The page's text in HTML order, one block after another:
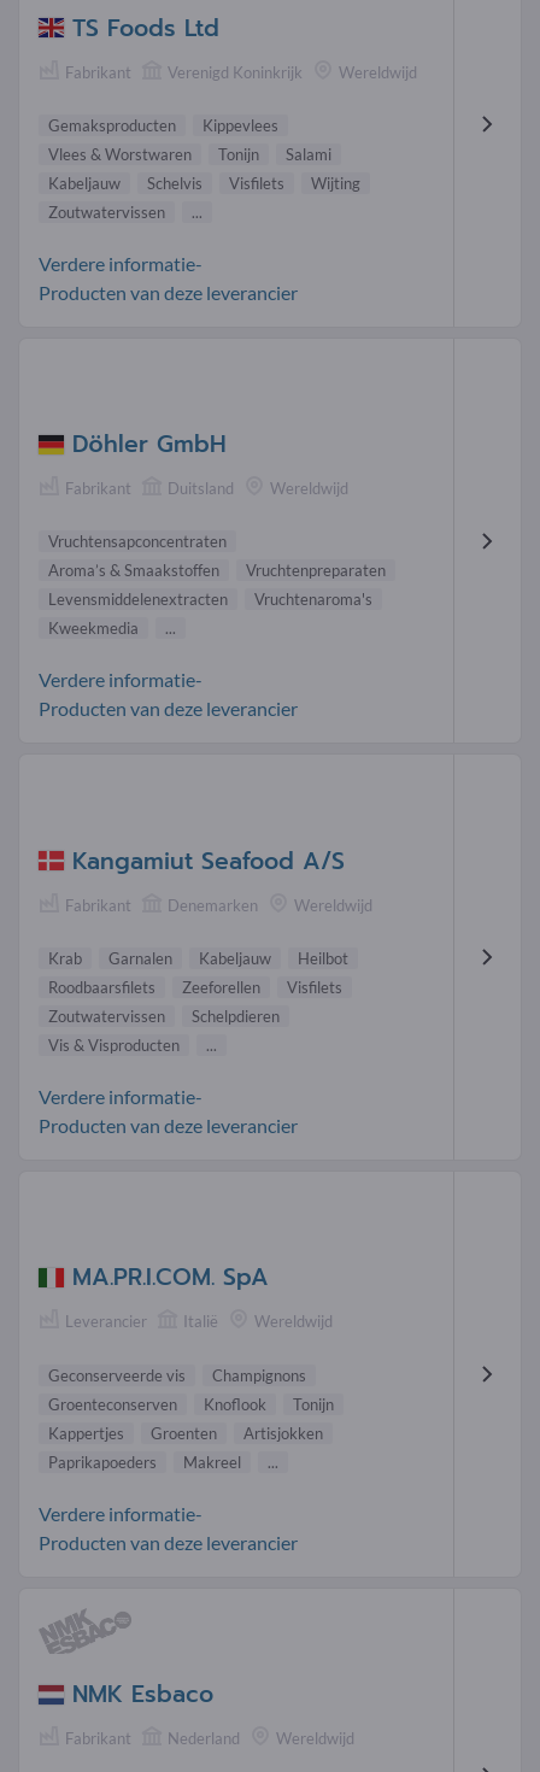
TS Foods Ltd
Fabrikant Verenigd Koninkrijk Wereldwijd
Gemaksproducten
Kippevlees
Vlees & Worstwaren
Tonijn
Salami
Kabeljauw
Schelvis Visfilets
Wijting
Zoutwatervissen
...
Verdere informatie-
Producten van deze leverancier
Döhler GmbH
Fabrikant Duitsland Wereldwijd
Vruchtensapconcentraten
Aroma’s & Smaakstoffen
Vruchtenpreparaten
Levensmiddelenextracten
Vruchtenaroma's
Kweekmedia
...
Verdere informatie-
Producten van deze leverancier
Kangamiut Seafood A/S
Fabrikant Denemarken Wereldwijd
Krab Garnalen Kabeljauw
Heilbot
Roodbaarsfilets
Zeeforellen
Visfilets
Zoutwatervissen
Schelpdieren
Vis & Visproducten
...
Verdere informatie-
Producten van deze leverancier
MA.PR.I.COM. SpA
Leverancier Italië Wereldwijd
Geconserveerde vis
Champignons
Groenteconserven
Knoflook
Tonijn
Kappertjes
Groenten
Artisjokken
Paprikapoeders
Makreel ...
Verdere informatie-
Producten van deze leverancier
NMK Esbaco
Fabrikant Nederland Wereldwijd